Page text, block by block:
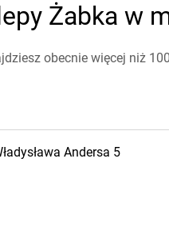
Żabka w
obecnie więcej niż
Andersa 5